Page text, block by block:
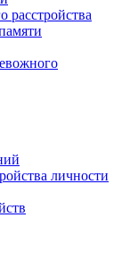
расстройства
личности